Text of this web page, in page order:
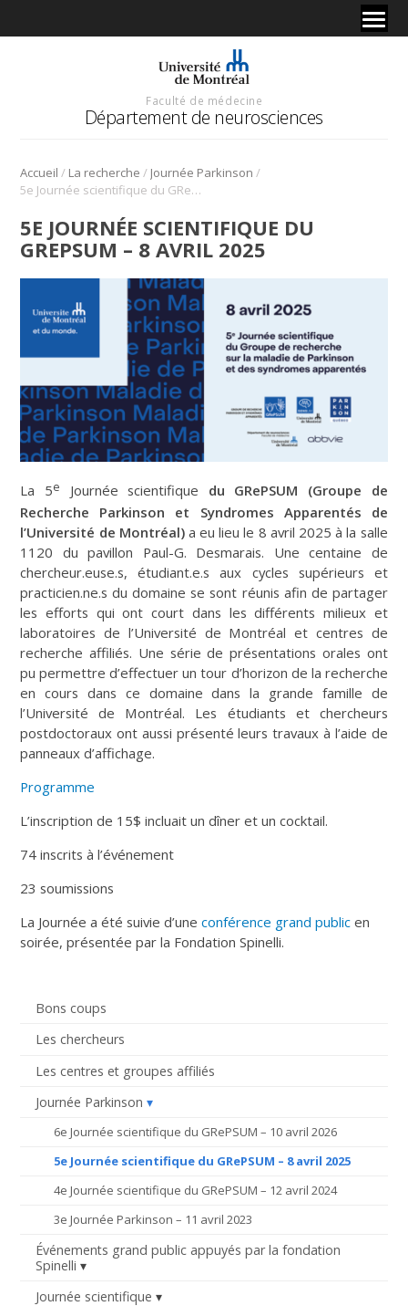
Faculté de médecine
Département de neurosciences
Accueil / La recherche / Journée Parkinson /
5e Journée scientifique du GRePSUM – 8 avril 2025
Bons coups
Les chercheurs
Les centres et groupes affiliés
Journée Parkinson
6e Journée scientifique du GRePSUM – 10 avril 2026
5e Journée scientifique du GRePSUM – 8 avril 2025
4e Journée scientifique du GRePSUM – 12 avril 2024
3e Journée Parkinson – 11 avril 2023
Événements grand public appuyés par la fondation
Spinelli
Journée scientifique
5E JOURNÉE SCIENTIFIQUE DU
GREPSUM – 8 AVRIL 2025
La 5e Journée scientifique du GRePSUM (Groupe de
Recherche Parkinson et Syndromes Apparentés de
l’Université de Montréal)a eu lieu le 8 avril 2025 à la salle
1120 du pavillon Paul-G. Desmarais. Une centaine de
chercheur.euse.s, étudiant.e.s aux cycles supérieurs et
practicien.ne.s du domaine se sont réunis afin de partager
les efforts qui ont court dans les différents milieux et
laboratoires de l’Université de Montréal et centres de
recherche affiliés. Une série de présentations orales ont
pu permettre d’effectuer un tour d’horizon de la recherche
en cours dans ce domaine dans la grande famille de
l’Université de Montréal. Les étudiants et chercheurs
postdoctoraux ont aussi présenté leurs travaux à l’aide de
panneaux d’affichage.
Programme
L’inscription de 15$ incluait un dîner et un cocktail.
74 inscrits à l’événement
23 soumissions
La Journée a été suivie d’uneconférence grand public en
soirée, présentée par la Fondation Spinelli.